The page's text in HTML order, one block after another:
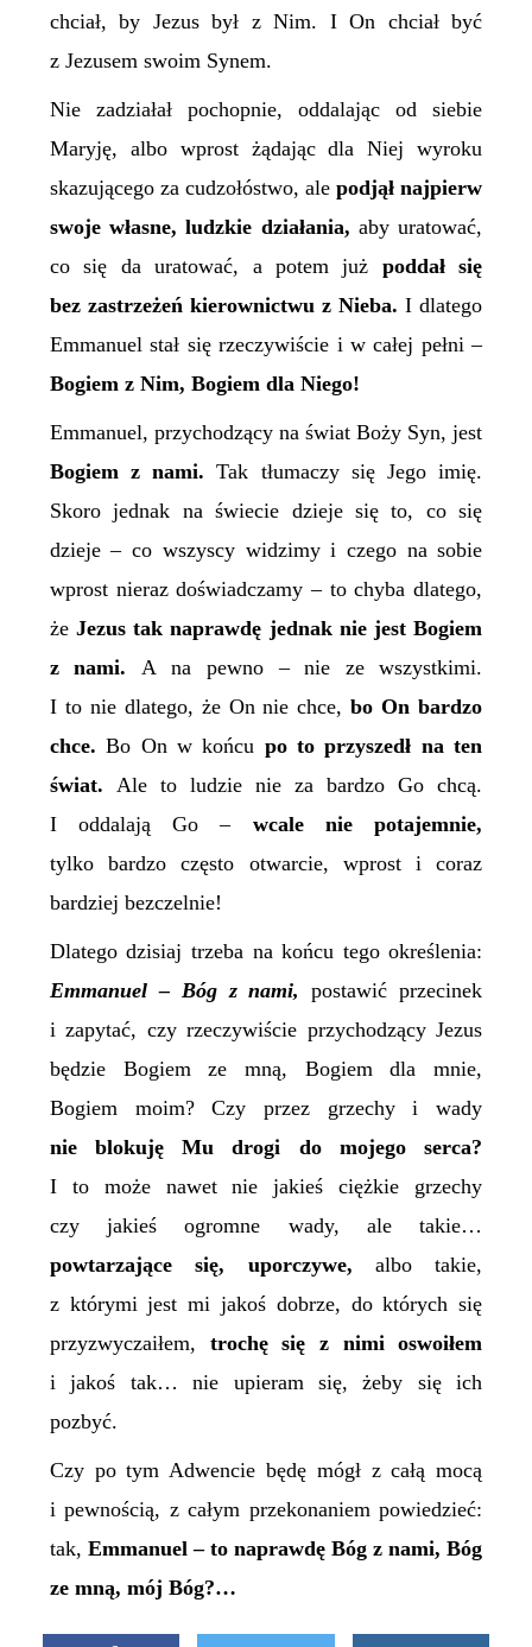
chciał, by Jezus był z Nim. I On chciał być
z Jezusem swoim Synem.
Nie zadziałał pochopnie, oddalając od siebie
Maryję, albo wprost żądając dla Niej wyroku
skazującego za cudzołóstwo, alepodjął najpierw
swoje własne, ludzkie działania, aby uratować,
co się da uratować, a potem już poddał się
bez zastrzeżeń kierownictwu z Nieba.I dlatego
Emmanuel stał się rzeczywiście i w całej pełni –
Bogiem z Nim, Bogiem dla Niego!
Emmanuel, przychodzący na świat Boży Syn, jest
Bogiem z nami.Tak tłumaczy się Jego imię.
Skoro jednak na świecie dzieje się to, co się
dzieje – co wszyscy widzimy i czego na sobie
wprost nieraz doświadczamy – to chyba dlatego,
żeJezustaknaprawdę jednak nie jestBogiem
z nami. A na pewno – nie ze wszystkimi.
I to nie dlatego, że On nie chce,bo On bardzo
chce.Bo On w końcu po to przyszedł na ten
świat. Ale to ludzie nie za bardzo Go chcą.
I oddalają Go – wcale nie potajemnie,
tylko bardzo często otwarcie, wprost i coraz
bardziej bezczelnie!
Dlatego dzisiaj trzeba na końcu tego określenia:
Emmanuel – Bóg z nami,postawić przecinek
i zapytać, czy rzeczywiście przychodzący Jezus
będzie Bogiem ze mną, Bogiem dla mnie,
Bogiem moim? Czy przez grzechy i wady
nie blokuję Mu drogi do mojego serca?
I to może nawet nie jakieś ciężkie grzechy
czy jakieś ogromne wady, ale takie…
powtarzające się, uporczywe, albo takie,
z którymi jest mi jakoś dobrze, do których się
przyzwyczaiłem, trochę się z nimi oswoiłem
i jakoś tak… nie upieram się, żeby się ich
pozbyć.
Czy po tym Adwencie będę mógł z całą mocą
i pewnością, z całym przekonaniem powiedzieć:
tak, Emmanuel – to naprawdę Bóg z nami, Bóg
ze mną, mój Bóg?…